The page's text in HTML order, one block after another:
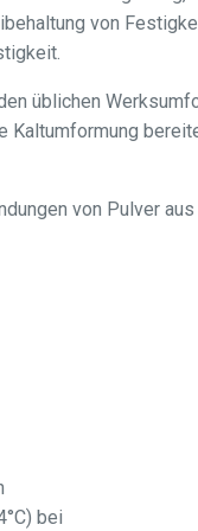
von
üblichen
von Pulver
bei